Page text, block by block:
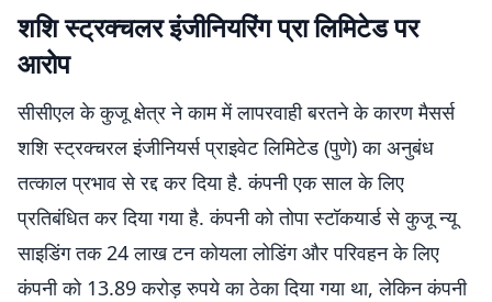
शशि स्ट्रक्चलर इंजीनियरिंग प्रा लिमिटेड पर
आरोप
सीसीएल के कुजू क्षेत्र ने काम में लापरवाही बरतने के कारण मैसर्स
शशि स्ट्रक्चरल इंजीनियर्स प्राइवेट लिमिटेड (पुणे) का अनुबंध
तत्काल प्रभाव से रद्द कर दिया है. कंपनी एक साल के लिए
प्रतिबंधित कर दिया गया है. कंपनी को तोपा स्टॉकयार्ड से कुजू न्यू
साइडिंग तक 24 लाख टन कोयला लोडिंग और परिवहन के लिए
कंपनी को 13.89 करोड़ रुपये का ठेका दिया गया था, लेकिन कंपनी